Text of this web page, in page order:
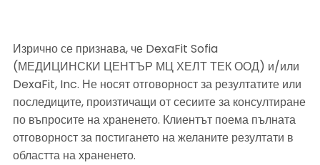
Изрично се признава, че DexaFit Sofia
(МЕДИЦИНСКИ ЦЕНТЪР МЦ ХЕЛТ ТЕК ООД) и/или
DexaFit, Inc. Не носят отговорност за резултатите или
последиците, произтичащи от сесиите за консултиране
по въпросите на храненето. Клиентът поема пълната
отговорност за постигането на желаните резултати в
областта на храненето.